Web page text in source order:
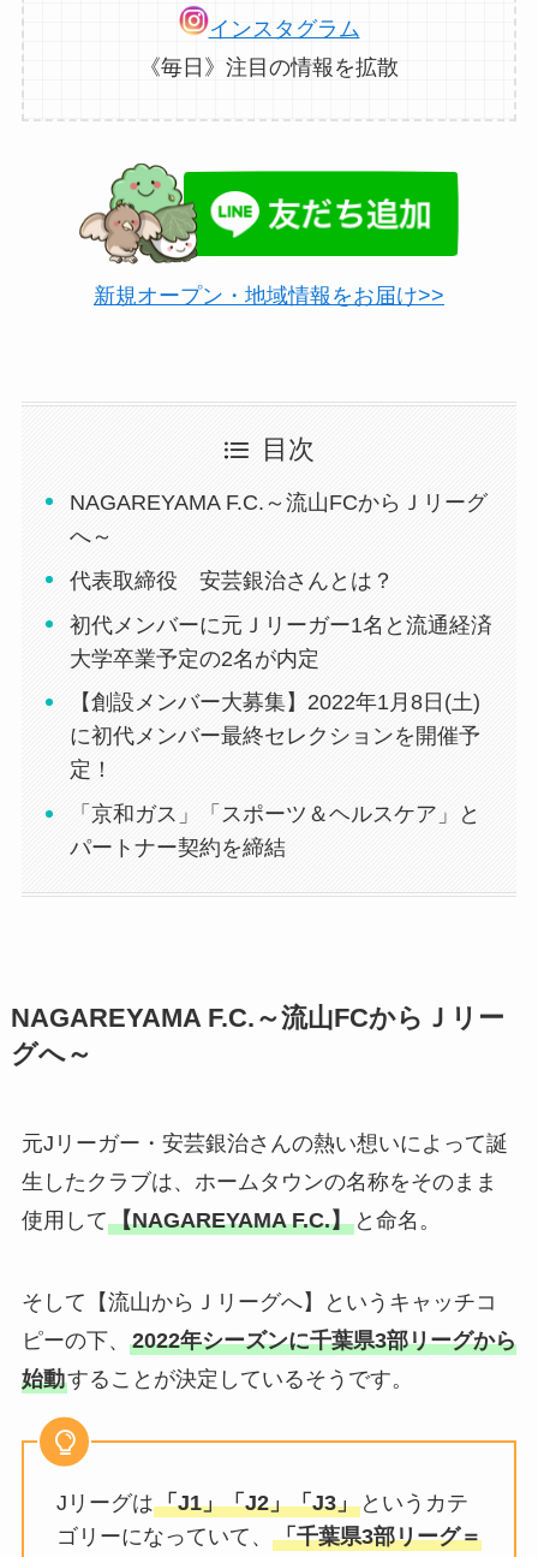
インスタグラム
《毎日》注目の情報を拡散
新規オープン・地域情報をお届け>>
目次
NAGAREYAMA F.C.～流山FCからＪリーグ
へ～
代表取締役 安芸銀治さんとは？
初代メンバーに元Ｊリーガー1名と流通経済
大学卒業予定の2名が内定
【創設メンバー大募集】2022年1月8日(土)
に初代メンバー最終セレクションを開催予
定！
「京和ガス」「スポーツ＆ヘルスケア」と
パートナー契約を締結
NAGAREYAMA F.C.～流山FCからＪリー
グへ～
元Jリーガー・安芸銀治さんの熱い想いによって誕
生したクラブは、ホームタウンの名称をそのまま
使用して【NAGAREYAMA F.C.】と命名。
そして【流山からＪリーグへ】というキャッチコ
ピーの下、 2022年シーズンに千葉県3部リーグから
始動することが決定しているそうです。
Jリーグは「J1」「J2」「J3」というカテ
ゴリーになっていて、 「千葉県3部リーグ＝